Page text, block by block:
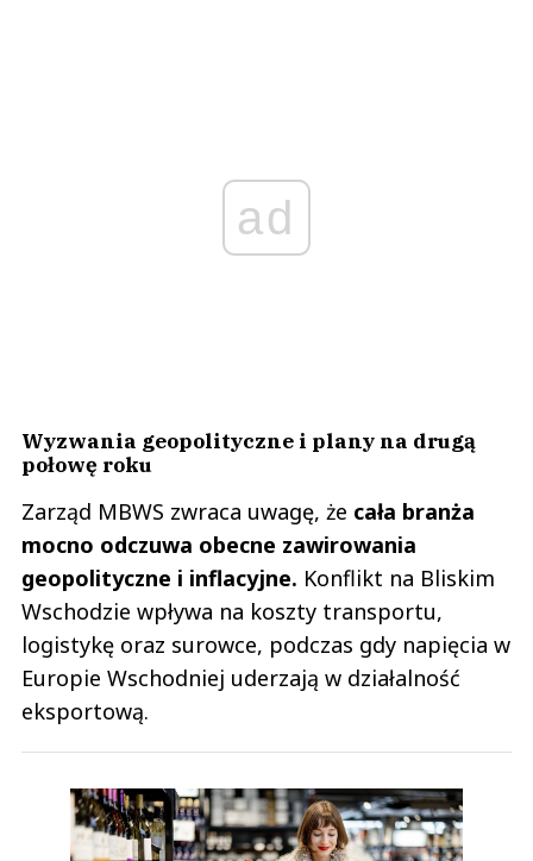
ad
Wyzwania geopolityczne i plany na drugą
połowę roku
Zarząd MBWS zwraca uwagę, że cała branża
mocno odczuwa obecne zawirowania
geopolityczne i inflacyjne. Konflikt na Bliskim
Wschodzie wpływa na koszty transportu,
logistykę oraz surowce, podczas gdy napięcia w
Europie Wschodniej uderzają w działalność
eksportową.